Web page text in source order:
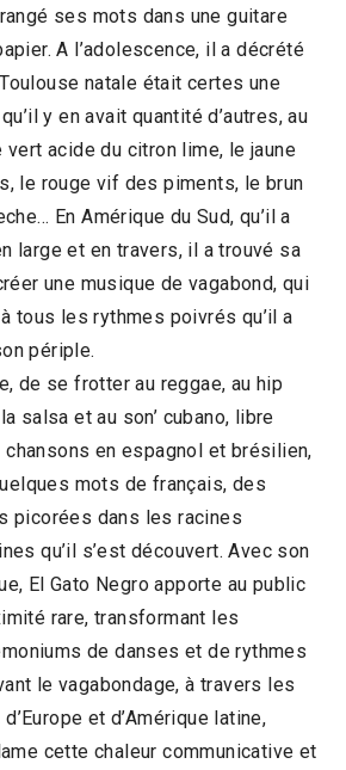
ses mots dans une guitare
A l’adolescence, il a décrété
natale était certes une
y en avait quantité d’autres, au
vert acide du citron lime, le jaune
le rouge vif des piments, le brun
En Amérique du Sud, qu’il a
large et en travers, il a trouvé sa
une musique de vagabond, qui
tous les rythmes poivrés qu’il a
périple.
de se frotter au reggae, au hip
salsa et au son’ cubano, libre
chansons en espagnol et brésilien,
mots de français, des
picorées dans les racines
qu’il s’est découvert. Avec son
El Gato Negro apporte au public
rare, transformant les
de danses et de rythmes
le vagabondage, à travers les
et d’Amérique latine,
cette chaleur communicative et